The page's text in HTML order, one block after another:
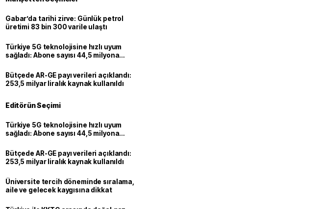
Gabar’da tarihi zirve: Günlük petrol
üretimi 83 bin 300 varile ulaştı
Türkiye 5G teknolojisine hızlı uyum
sağladı: Abone sayısı 44,5 milyona
Bütçede AR-GE payı verileri açıklandı:
253,5 milyar liralık kaynak kullanıldı
Editörün Seçimi
Türkiye 5G teknolojisine hızlı uyum
sağladı: Abone sayısı 44,5 milyona
Bütçede AR-GE payı verileri açıklandı:
253,5 milyar liralık kaynak kullanıldı
Üniversite tercih döneminde sıralama,
aile ve gelecek kaygısına dikkat